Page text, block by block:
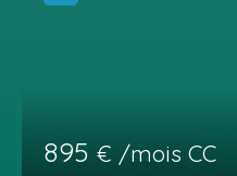
895 € /mois CC